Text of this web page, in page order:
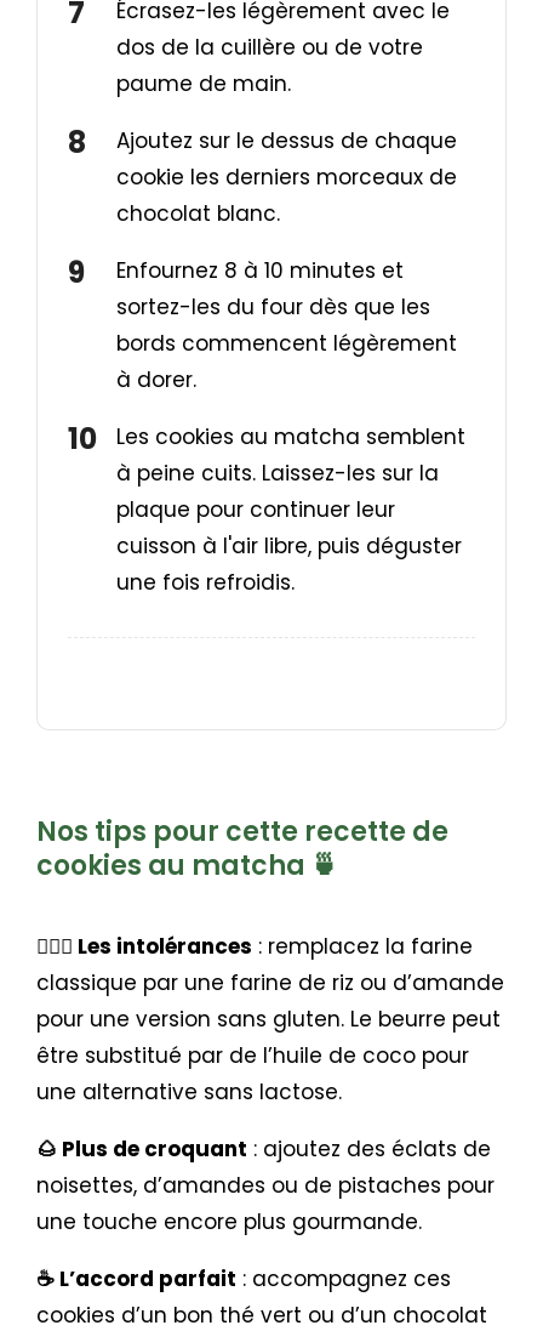
Écrasez-les légèrement avec le
dos de la cuillère ou de votre
paume de main.
Ajoutez sur le dessus de chaque
cookie les derniers morceaux de
chocolat blanc.
Enfournez 8 à 10 minutes et
sortez-les du four dès que les
bords commencent légèrement
à dorer.
Les cookies au matcha semblent
à peine cuits. Laissez-les sur la
plaque pour continuer leur
cuisson à l'air libre, puis déguster
une fois refroidis.
Nos tips pour cette recette de
cookies au matcha 🍵
🧘🏼‍♀️ Les intolérances : remplacez la farine
classique par une farine de riz ou d’amande
pour une version sans gluten. Le beurre peut
être substitué par de l’huile de coco pour
une alternative sans lactose.
🌰 Plus de croquant : ajoutez des éclats de
noisettes, d’amandes ou de pistaches pour
une touche encore plus gourmande.
☕ L’accord parfait : accompagnez ces
cookies d’un bon thé vert ou d’un chocolat